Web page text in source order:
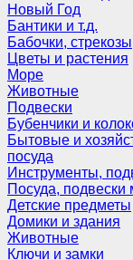
Новый Год
Бантики и т.д.
Бабочки,
Цветы и растения
Море
Животные
Подвески
Бубенчики и
Бытовые и
посуда
Инструменты,
Посуда, подвески
Детские предметы
Домики и здания
Животные
Ключи и замки